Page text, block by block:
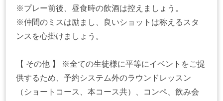
※プレー前後、昼食時の飲酒は控えましょう。
※仲間のミスは励まし、良いショットは称えるスタ
ンスを心掛けましょう。
【 その他 】 ※全ての生徒様に平等にイベントをご提
供するため、予約システム外のラウンドレッスン
（ショートコース、本コース共）、コンペ、飲み会